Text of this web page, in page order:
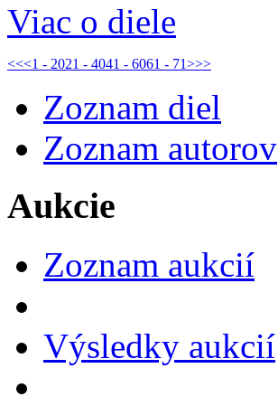
Viac o diele
<<<1 - 2021 - 4041 - 6061 - 71>>>
Zoznam diel
Zoznam autorov
Aukcie
Zoznam aukcií
Výsledky aukcií